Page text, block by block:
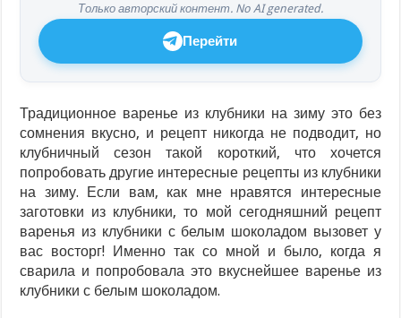
Только авторский контент. No AI generated.
Перейти
Традиционное варенье из клубники на зиму это без
сомнения вкусно, и рецепт никогда не подводит, но
клубничный сезон такой короткий, что хочется
попробовать другие интересные рецепты из клубники
на зиму. Если вам, как мне нравятся интересные
заготовки из клубники, то мой сегодняшний рецепт
варенья из клубники с белым шоколадом вызовет у
вас восторг! Именно так со мной и было, когда я
сварила и попробовала это вкуснейшее варенье из
клубники с белым шоколадом.